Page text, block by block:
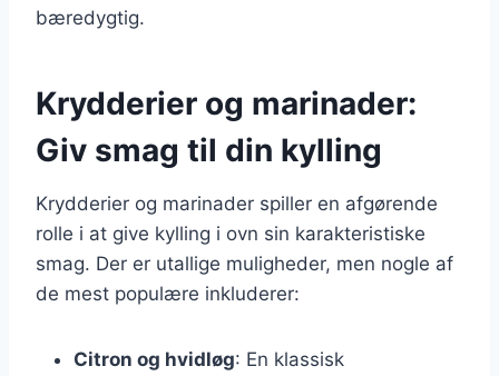
bæredygtig.
Krydderier og marinader:
Giv smag til din kylling
Krydderier og marinader spiller en afgørende
rolle i at give kylling i ovn sin karakteristiske
smag. Der er utallige muligheder, men nogle af
de mest populære inkluderer:
Citron og hvidløg: En klassisk